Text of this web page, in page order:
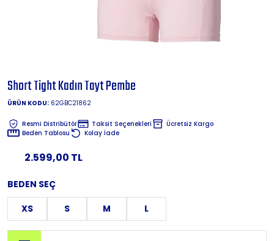
Short Tight Kadın Tayt Pembe
ÜRÜN KODU: 62GBC21862
Resmi Distribütör Taksit Seçenekleri
Ücretsiz Kargo
Beden Tablosu
Kolay İade
2.599,00 TL
BEDEN SEÇ
XS
S M L